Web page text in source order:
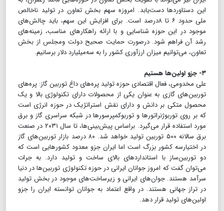
این دستاورد‌ها دست‌یابد. امروزه سهم بخش تعاون در تولید ناخالص
ملی حدود ۶ تا ۸درصد است. برای افزایش این سهم، باید چالش‌های
موجود در این حوزه شناسایی و با ارائه راهکار‌های مناسب، زمینه‌های
رشد آن فراهم شود. درصورت حمایت صحیح دولت ومجلس از بخش
تعاون، می‌توانیم میزان ارزآوری کشور را به سه‌میلیارد دلار برسانیم.
۳- جزو اولین‌ها هستیم
علی مخدومی، فعال اقتصادی حوزه تولید پره‌های داغ توربین گاز: پره‌های
توربین‌های گازی به عنوان یکی از محصولات دارای تکنولوژی بالا و یک
محصول متکی بر دانش و دارای نقش استراتژیک در حوزه انرژی است
که بر روی توربوژنراتورها و توربوکمپرسورها در شبکه سراسری گاز و برق
مورد استفاده قرار می‌گیرد. براساس پیش‌بینی‌ها، تا سال ۲۰۳۱ در صنعت
برق سالانه ۵۰۰ توربین تولید خواهد شد. ۸۰ درصد بازار توربین‌های گاز
در اختیارسه کشور بزرگ است اما ایران جزو معدود کشورهایی است که
دو توربین‌ساز با استانداردهای بالای ساخت و تولید دارد. به جرات
می‌توان گفت که امروز جوانان ایرانی در حوزه تکنولوژی توربین‌ها در دنیا
سرآمد هستند. جوان‌های ایرانی و زیرساخت‌های موجود در بخش تولید
در تراز جهانی هستند. در واقع اعتماد به جوانان توانسته ایران را جزو
اولین‌های تولید قرار دهد.